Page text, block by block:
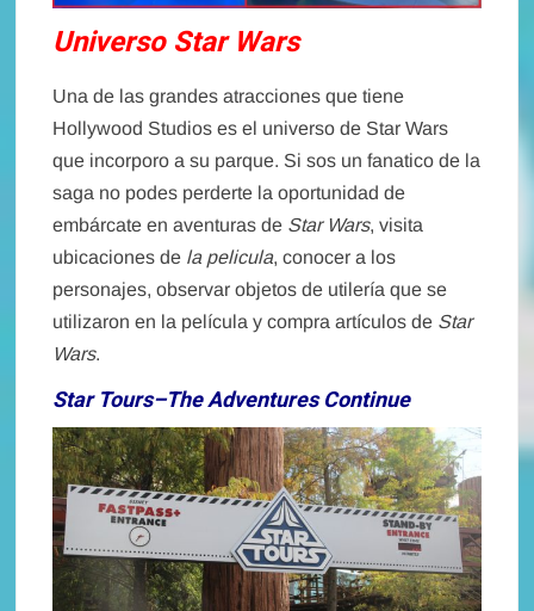
Universo Star Wars
Una de las grandes atracciones que tiene
Hollywood Studios es el universo de Star Wars
que incorporo a su parque. Si sos un fanatico de la
saga no podes perderte la oportunidad de
embárcate en aventuras de Star Wars, visita
ubicaciones de la pelicula, conocer a los
personajes, observar objetos de utilería que se
utilizaron en la película y compra artículos de Star
Wars.
Star Tours–The Adventures Continue